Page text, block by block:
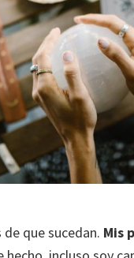
que sucedan. Mis